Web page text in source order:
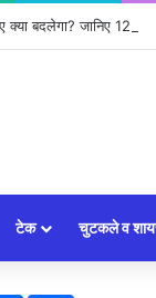
बदलेगा? जानिए 12 बड़े
टेक चुटकले व